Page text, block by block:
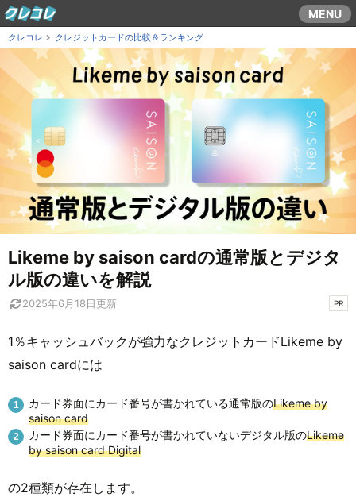
コ
ン
テ
ン
で
ス
キ
ッ
プ
す
る
MENU
クレコレ クレジットカードの比較＆ランキング
Likeme by saison cardの通常版とデジタ
ル版の違いを解説
2025年6月18日更新 PR
1％キャッシュバックが強力なクレジットカードLikeme by
saison cardには
カード券面にカード番号が書かれている通常版のLikeme by
saison card
カード券面にカード番号が書かれていないデジタル版のLikeme
by saison card Digital
の2種類が存在します。